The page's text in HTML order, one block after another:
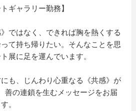
ギャラリー勤務】
ではなく、できれば胸を熱くする
って持ち帰りたい。そんなことを思
展に足を運んでいます。
も、じんわり心重なる《共感》が
善の連鎖を生むメッセージをお届
。